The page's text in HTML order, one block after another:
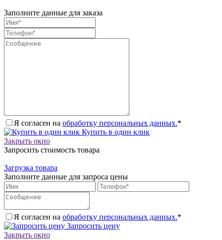
Заполните данные для заказа
Я согласен на обработку персональных данных.*
Купить в один клик
Закрыть окно
Запросить стоимость товара
Загрузка товара
Заполните данные для запроса цены
Я согласен на обработку персональных данных.*
Запросить цену
Закрыть окно